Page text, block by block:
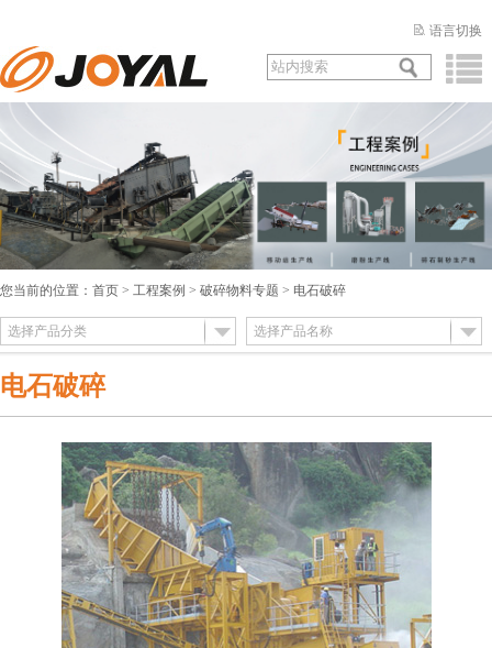
语言切换
您当前的位置： 首页 > 工程案例 > 破碎物料专题 > 电石破碎
选择产品分类 选择产品名称
电石破碎